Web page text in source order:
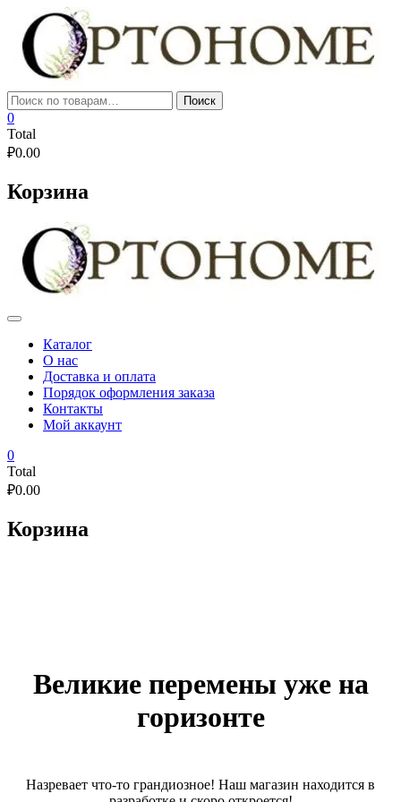
content
Искать: Поиск
0
Total
₽0.00
Корзина
Каталог
О нас
Доставка и оплата
Порядок оформления заказа
Контакты
Мой аккаунт
0
Total
₽0.00
Корзина
Великие перемены уже на
горизонте
Назревает что-то грандиозное! Наш магазин находится в